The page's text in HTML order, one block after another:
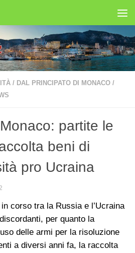
/ DAL PRINCIPATO DI MONACO /
partite le
beni di
pro Ucraina
corso tra la Russia e l’Ucraina
per quanto la
delle armi per la risoluzione
a diversi anni fa, la raccolta